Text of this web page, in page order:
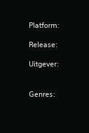
Platform:
Release:
Uitgever:
Genres: